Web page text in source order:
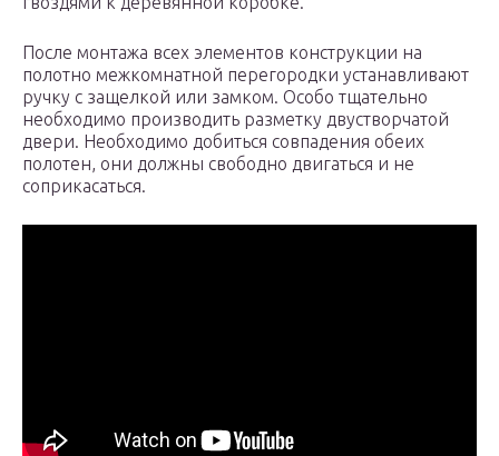
После монтажа всех элементов конструкции на
полотно межкомнатной перегородки устанавливают
ручку с защелкой или замком. Особо тщательно
необходимо производить разметку двустворчатой
двери. Необходимо добиться совпадения обеих
полотен, они должны свободно двигаться и не
соприкасаться.